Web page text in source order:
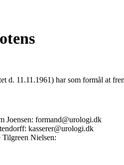
d. 11.11.1961) har som formål at
Joensen: formand@urologi.dk
kasserer@urologi.dk
Nielsen: